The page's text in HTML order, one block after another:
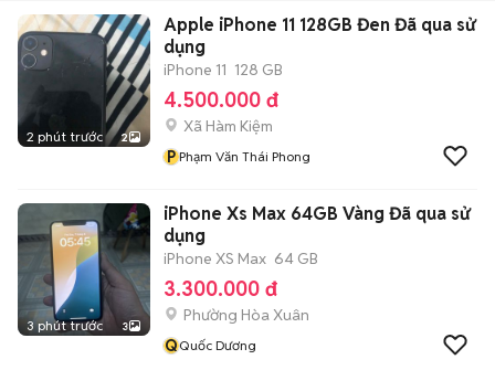
2 phút trước 2
Apple iPhone 11 128GB Đen Đã qua sử
dụng
iPhone 11 128 GB
4.500.000 đ
Xã Hàm Kiệm
P Phạm Văn Thái Phong
3 phút trước 3
iPhone Xs Max 64GB Vàng Đã qua sử
dụng
iPhone XS Max 64 GB
3.300.000 đ
Phường Hòa Xuân
QQuốc Dương